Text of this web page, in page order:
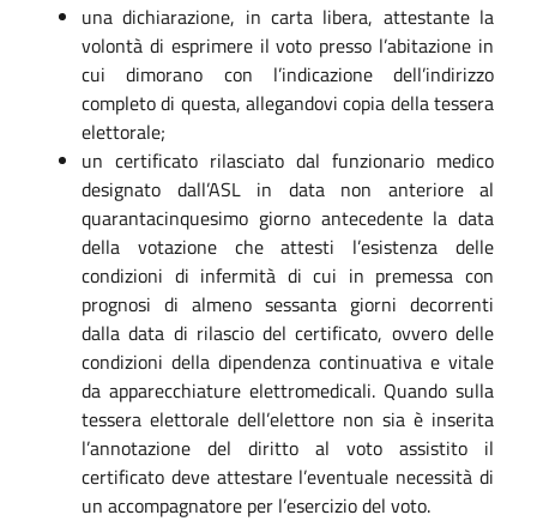
una dichiarazione, in carta libera, attestante la
volontà di esprimere il voto presso l’abitazione in
cui dimorano con l’indicazione dell’indirizzo
completo di questa, allegandovi copia della tessera
elettorale;
un certificato rilasciato dal funzionario medico
designato dall’ASL in data non anteriore al
quarantacinquesimo giorno antecedente la data
della votazione che attesti l’esistenza delle
condizioni di infermità di cui in premessa con
prognosi di almeno sessanta giorni decorrenti
dalla data di rilascio del certificato, ovvero delle
condizioni della dipendenza continuativa e vitale
da apparecchiature elettromedicali. Quando sulla
tessera elettorale dell’elettore non sia è inserita
l’annotazione del diritto al voto assistito il
certificato deve attestare l’eventuale necessità di
un accompagnatore per l’esercizio del voto.